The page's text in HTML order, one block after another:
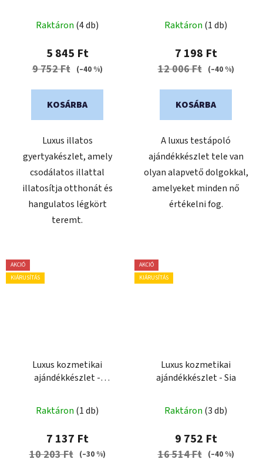
Raktáron (4 db)
5 845 Ft
9 752 Ft (–40 %)
KOSÁRBA
Luxus illatos
gyertyakészlet, amely
csodálatos illattal
illatosítja otthonát és
hangulatos légkört
teremt.
termék
átlagos
értékelése
0,0
Raktáron (1 db)
7 198 Ft
12 006 Ft (–40 %)
KOSÁRBA
A luxus testápoló
ajándékkészlet tele van
olyan alapvető dolgokkal,
amelyeket minden nő
értékelni fog.
AKCIÓ
KIÁRUSÍTÁS
Luxus kozmetikai
ajándékkészlet -
Raktáron (1 db)
7 137 Ft
10 203 Ft (–30 %)
AKCIÓ
KIÁRUSÍTÁS
Luxus kozmetikai
ajándékkészlet - Sia
termék
átlagos
értékelése
Raktáron (3 db)
9 752 Ft
16 514 Ft (–40 %)